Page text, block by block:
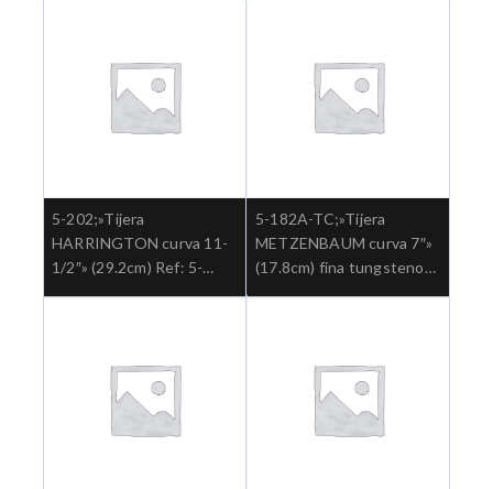
5-202;»Tijera
HARRINGTON curva 11-
1/2″» (29.2cm) Ref: 5-
5-182A-TC;»Tijera
METZENBAUM curva 7″»
(17.8cm) fina tungsteno